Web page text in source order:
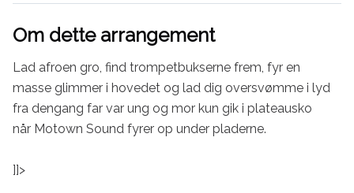
Om dette arrangement
Lad afroen gro, find trompetbukserne frem, fyr en
masse glimmer i hovedet og lad dig oversvømme i lyd
fra dengang far var ung og mor kun gik i plateausko
når Motown Sound fyrer op under pladerne.
]]>